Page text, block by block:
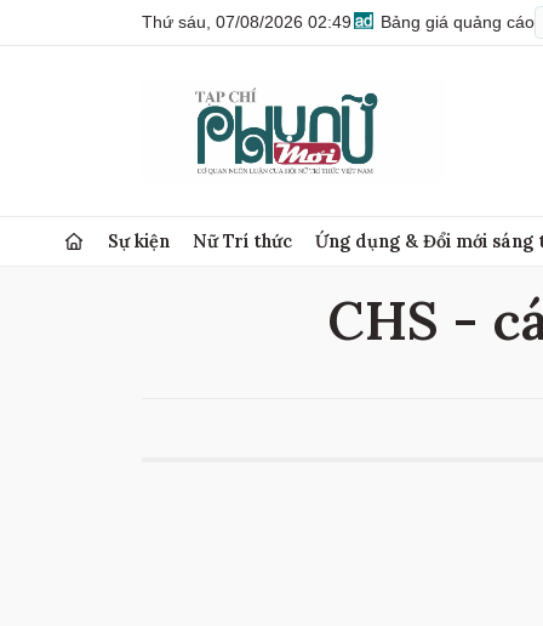
Thứ sáu, 07/08/2026 02:49 Bảng giá quảng cáo
Sự kiện Nữ Trí thức Ứng dụng & Đổi mới sáng
CHS -